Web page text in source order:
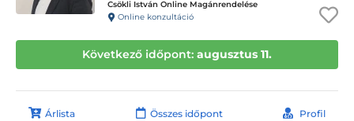
Csökli István Online Magánrendelése
Online konzultáció
Következő időpont: augusztus 11.
Árlista Összes időpont Profil